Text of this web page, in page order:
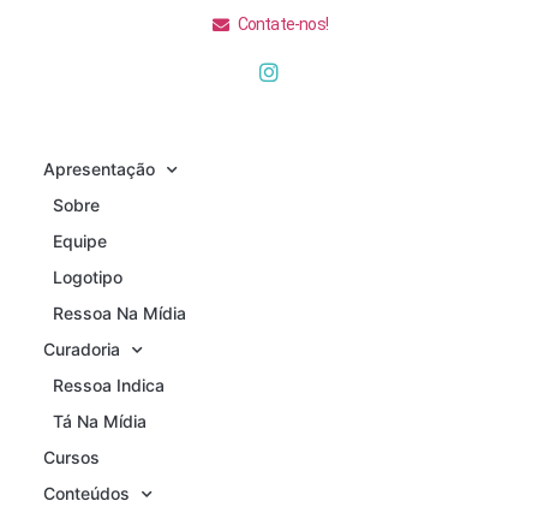
Contate-nos!
Apresentação
Sobre
Equipe
Logotipo
Ressoa Na Mídia
Curadoria
Ressoa Indica
Tá Na Mídia
Cursos
Conteúdos